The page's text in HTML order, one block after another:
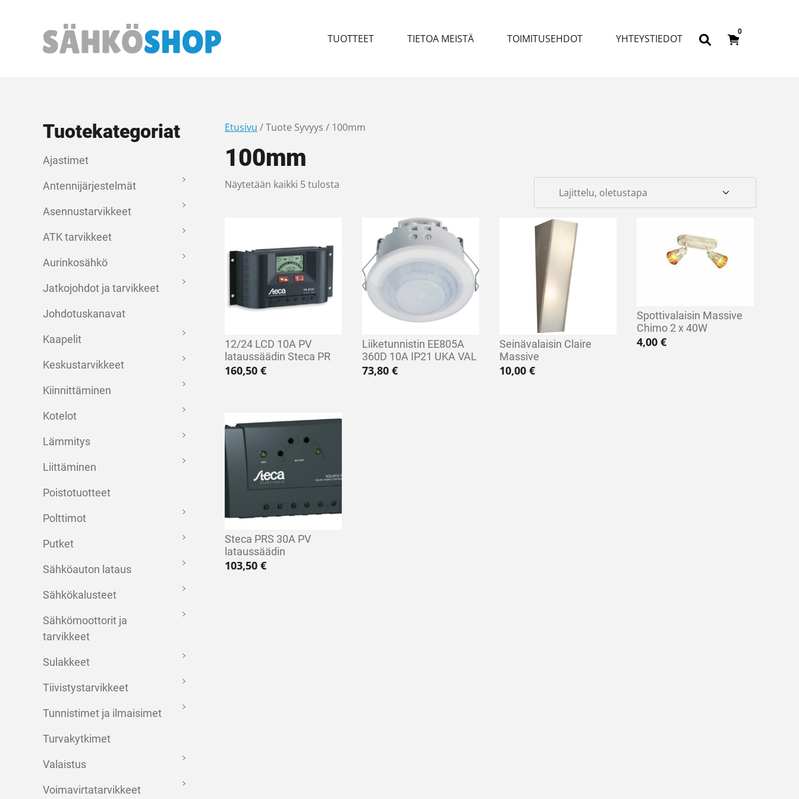
Päävalikko TUOTTEET TIETOA MEISTÄ TOIMITUSEHDOT YHTEYSTIEDOT
0
Tuotekategoriat
Ajastimet
Antennijärjestelmät
Asennustarvikkeet
ATK tarvikkeet
Aurinkosähkö
Jatkojohdot ja tarvikkeet
Johdotuskanavat
Kaapelit
Keskustarvikkeet
Kiinnittäminen
Kotelot
Lämmitys
Liittäminen
Poistotuotteet
Polttimot
Putket
Sähköauton lataus
Sähkökalusteet
Sähkömoottorit ja
tarvikkeet
Sulakkeet
Tiivistystarvikkeet
Tunnistimet ja ilmaisimet
Turvakytkimet
Valaistus
Voimavirtatarvikkeet
Etusivu / Tuote Syvyys / 100mm
100mm
Näytetään kaikki 5 tulosta
12/24 LCD 10A PV
lataussäädin Steca PR
160,50 €
Liiketunnistin EE805A
360D 10A IP21 UKA VAL
73,80€
Seinävalaisin Claire
Massive
10,00€
Spottivalaisin Massive
Chimo 2 x 40W
4,00€
Steca PRS 30A PV
lataussäädin
103,50 €